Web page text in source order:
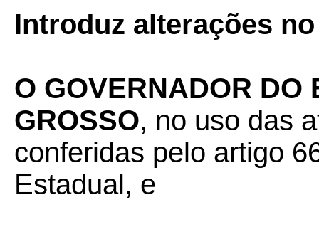
Introduz alterações
O GOVERNADOR DO
GROSSO, no uso das
conferidas pelo artigo
Estadual, e